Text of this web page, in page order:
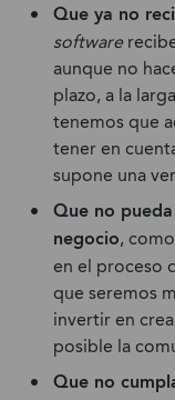
Que ya no
software
aunque no
plazo, a la
tenemos que
tener en
supone una
Que no
negocio,
en el proceso
que seremos
invertir en
posible la
Que no